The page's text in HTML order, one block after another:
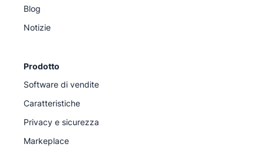
Blog
Notizie
Prodotto
Software di vendite
Caratteristiche
Privacy e sicurezza
Markeplace